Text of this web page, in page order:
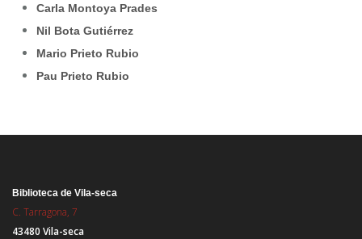
Carla Montoya Prades
Nil Bota Gutiérrez
Mario Prieto Rubio
Pau Prieto Rubio
Biblioteca de Vila-seca
C. Tarragona, 7
43480 Vila-seca